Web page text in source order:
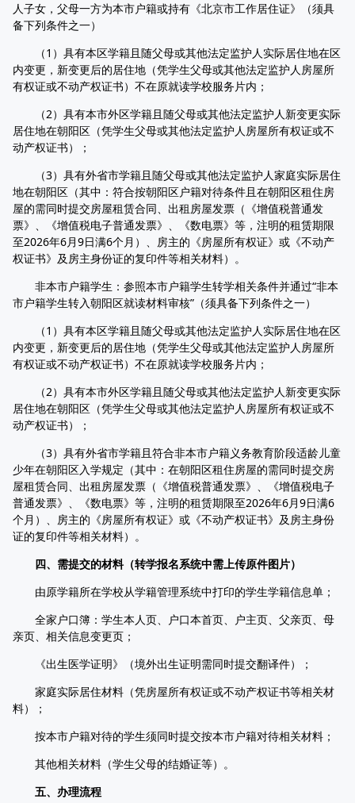
人子女，父母一方为本市户籍或持有《北京市工作居住证》（须具
备下列条件之一）
（1）具有本区学籍且随父母或其他法定监护人实际居住地在区
内变更，新变更后的居住地（凭学生父母或其他法定监护人房屋所
有权证或不动产权证书）不在原就读学校服务片内；
（2）具有本市外区学籍且随父母或其他法定监护人新变更实际
居住地在朝阳区（凭学生父母或其他法定监护人房屋所有权证或不
动产权证书）；
（3）具有外省市学籍且随父母或其他法定监护人家庭实际居住
地在朝阳区（其中：符合按朝阳区户籍对待条件且在朝阳区租住房
屋的需同时提交房屋租赁合同、出租房屋发票（《增值税普通发
票》、《增值税电子普通发票》、《数电票》等，注明的租赁期限
至2026年6月9日满6个月）、房主的《房屋所有权证》或《不动产
权证书》及房主身份证的复印件等相关材料）。
非本市户籍学生：参照本市户籍学生转学相关条件并通过“非本
市户籍学生转入朝阳区就读材料审核”（须具备下列条件之一）
（1）具有本区学籍且随父母或其他法定监护人实际居住地在区
内变更，新变更后的居住地（凭学生父母或其他法定监护人房屋所
有权证或不动产权证书）不在原就读学校服务片内；
（2）具有本市外区学籍且随父母或其他法定监护人新变更实际
居住地在朝阳区（凭学生父母或其他法定监护人房屋所有权证或不
动产权证书）；
（3）具有外省市学籍且符合非本市户籍义务教育阶段适龄儿童
少年在朝阳区入学规定（其中：在朝阳区租住房屋的需同时提交房
屋租赁合同、出租房屋发票（《增值税普通发票》、《增值税电子
普通发票》、《数电票》等，注明的租赁期限至2026年6月9日满6
个月）、房主的《房屋所有权证》或《不动产权证书》及房主身份
证的复印件等相关材料）。
四、需提交的材料（转学报名系统中需上传原件图片）
由原学籍所在学校从学籍管理系统中打印的学生学籍信息单；
全家户口簿：学生本人页、户口本首页、户主页、父亲页、母
亲页、相关信息变更页；
《出生医学证明》（境外出生证明需同时提交翻译件）；
家庭实际居住材料（凭房屋所有权证或不动产权证书等相关材
料）；
按本市户籍对待的学生须同时提交按本市户籍对待相关材料；
其他相关材料（学生父母的结婚证等）。
五、办理流程